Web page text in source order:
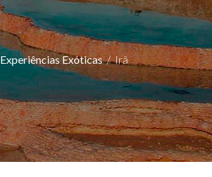
Experiências Exóticas/Irã